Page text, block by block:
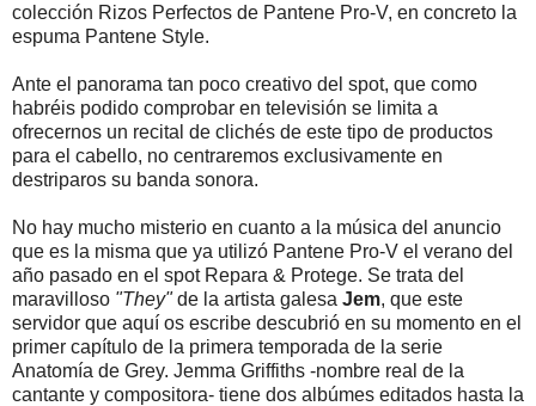
colección Rizos Perfectos de Pantene Pro-V, en concreto la
espuma Pantene Style.
Ante el panorama tan poco creativo del spot, que como
habréis podido comprobar en televisión se limita a
ofrecernos un recital de clichés de este tipo de productos
para el cabello, no centraremos exclusivamente en
destriparos su banda sonora.
No hay mucho misterio en cuanto a la música del anuncio
que es la misma que ya utilizó Pantene Pro-V el verano del
año pasado en el spot Repara & Protege. Se trata del
maravilloso "They"de la artista galesa Jem, que este
servidor que aquí os escribe descubrió en su momento en el
primer capítulo de la primera temporada de la serie
Anatomía de Grey. Jemma Griffiths -nombre real de la
cantante y compositora- tiene dos albúmes editados hasta la